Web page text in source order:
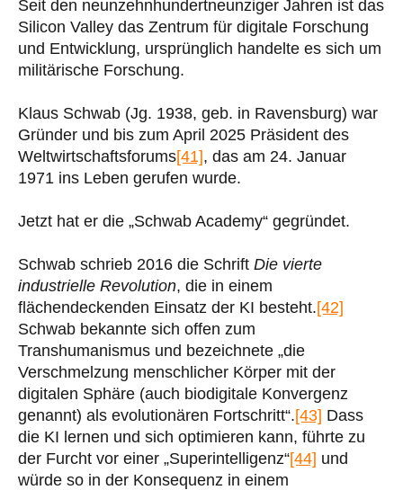
Seit den neunzehnhundertneunziger Jahren ist das
Silicon Valley das Zentrum für digitale Forschung
und Entwicklung, ursprünglich handelte es sich um
militärische Forschung.
Klaus Schwab (Jg. 1938, geb. in Ravensburg) war
Gründer und bis zum April 2025 Präsident des
Weltwirtschaftsforums[41], das am 24. Januar
1971 ins Leben gerufen wurde.
Jetzt hat er die „Schwab Academy“ gegründet.
Schwab schrieb 2016 die Schrift Die vierte
industrielle Revolution, die in einem
flächendeckenden Einsatz der KI besteht.[42]
Schwab bekannte sich offen zum
Transhumanismus und bezeichnete „die
Verschmelzung menschlicher Körper mit der
digitalen Sphäre (auch biodigitale Konvergenz
genannt) als evolutionären Fortschritt“.[43] Dass
die KI lernen und sich optimieren kann, führte zu
der Furcht vor einer „Superintelligenz“[44] und
würde so in der Konsequenz in einem